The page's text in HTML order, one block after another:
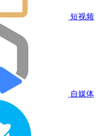
短视频
自媒体